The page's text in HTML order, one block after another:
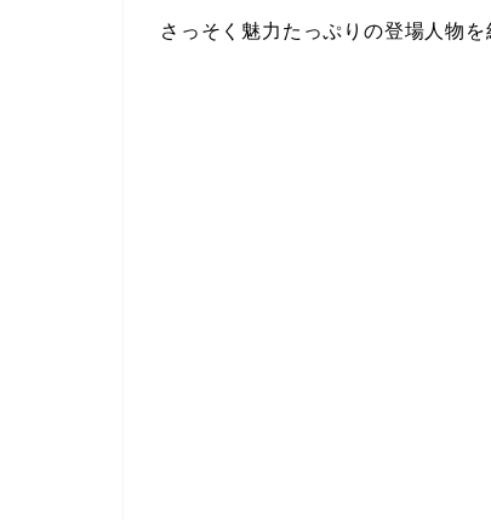
さっそく魅力たっぷりの登場人物